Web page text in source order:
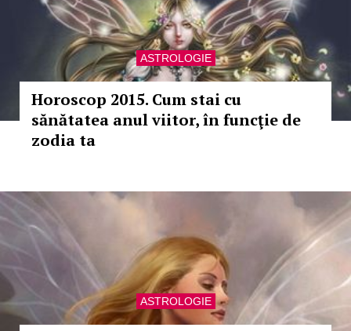
ASTROLOGIE
Horoscop 2015. Cum stai cu
sănătatea anul viitor, în funcţie de
zodia ta
ASTROLOGIE